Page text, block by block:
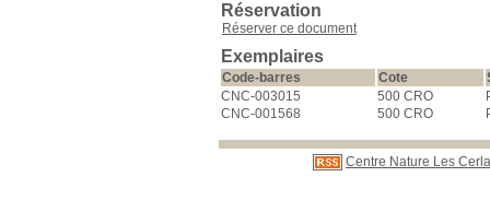
Réservation
Réserver ce document
Exemplaires
Code-barres Cote
CNC-003015
500 CRO
CNC-001568
500 CRO
Centre Nature Les